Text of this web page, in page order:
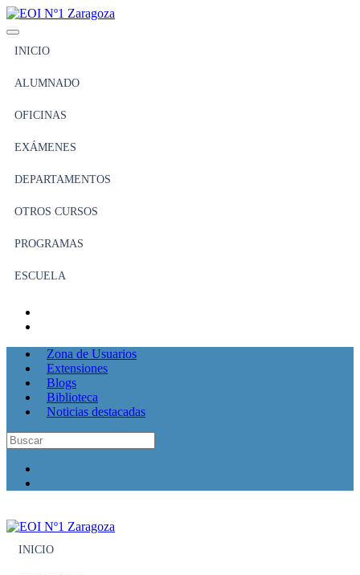
INICIO
ALUMNADO
OFICINAS
EXÁMENES
DEPARTAMENTOS
OTROS CURSOS
PROGRAMAS
ESCUELA
Zona de Usuarios
Extensiones
Blogs
Biblioteca
Noticias destacadas
INICIO